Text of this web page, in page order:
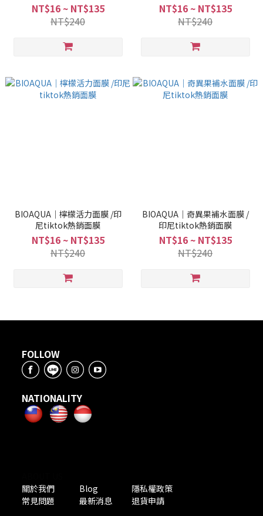
NT$16 ~ NT$135
NT$240
NT$16 ~ NT$135
NT$240
BIOAQUA｜檸檬活力面膜 /印
尼tiktok熱銷面膜
NT$16 ~ NT$135
NT$240
BIOAQUA｜奇異果補水面膜 /
印尼tiktok熱銷面膜
NT$16 ~ NT$135
NT$240
FOLLOW
NATIONALITY
關於我們
Blog
隱私權政策
常見問題
最新消息 退貨申請